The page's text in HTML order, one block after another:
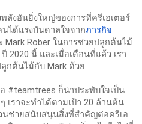
ลังอันยิ่งใหญ่ของการที่ครีเอเตอร์
ได้แรงบันดาลใจจากภารกิจ
Mark Rober ในการช่วยปลูกต้นไม้
2020 นี้ และเมื่อเดือนที่แล้ว เรา
กต้นไม้กับ Mark ด้วย
#teamtrees ก็น่าประทับใจเป็น
เราจะทำได้ตามเป้า 20 ล้านต้น
นช่วยสนับสนุนสิ่งที่สำคัญต่อครีเอ